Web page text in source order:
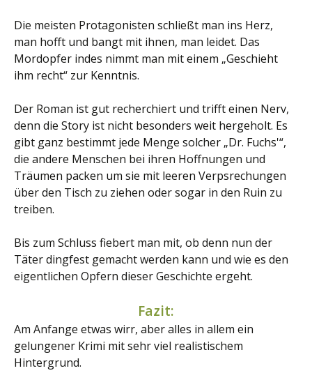
Die meisten Protagonisten schließt man ins Herz,
man hofft und bangt mit ihnen, man leidet. Das
Mordopfer indes nimmt man mit einem „Geschieht
ihm recht“ zur Kenntnis.
Der Roman ist gut recherchiert und trifft einen Nerv,
denn die Story ist nicht besonders weit hergeholt. Es
gibt ganz bestimmt jede Menge solcher „Dr. Fuchs'“,
die andere Menschen bei ihren Hoffnungen und
Träumen packen um sie mit leeren Verpsrechungen
über den Tisch zu ziehen oder sogar in den Ruin zu
treiben.
Bis zum Schluss fiebert man mit, ob denn nun der
Täter dingfest gemacht werden kann und wie es den
eigentlichen Opfern dieser Geschichte ergeht.
Fazit:
Am Anfange etwas wirr, aber alles in allem ein
gelungener Krimi mit sehr viel realistischem
Hintergrund.